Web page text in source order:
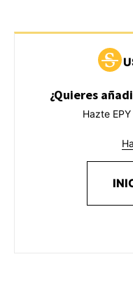
¿Quieres
Hazte